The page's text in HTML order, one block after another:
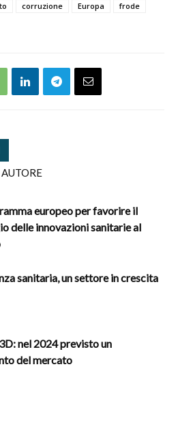
corruzione Europa
frode
europeo per favorire il
delle innovazioni sanitarie al
sanitaria, un settore in crescita
nel 2024 previsto un
del mercato